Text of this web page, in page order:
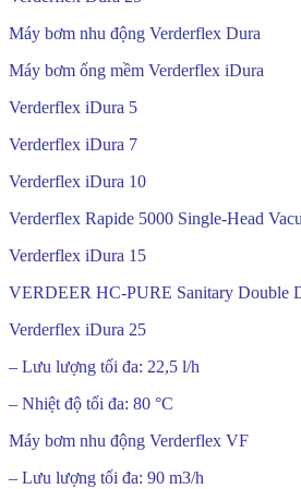
Máy bơm nhu động Verderflex Dura
Máy bơm ống mềm Verderflex iDura
Verderflex iDura 5
Verderflex iDura 7
Verderflex iDura 10
Verderflex Rapide 5000 Single-Head
Verderflex iDura 15
VERDEER HC-PURE Sanitary Double
Verderflex iDura 25
– Lưu lượng tối đa: 22,5 l/h
– Nhiệt độ tối đa: 80 °C
Máy bơm nhu động Verderflex VF
– Lưu lượng tối đa: 90 m3/h